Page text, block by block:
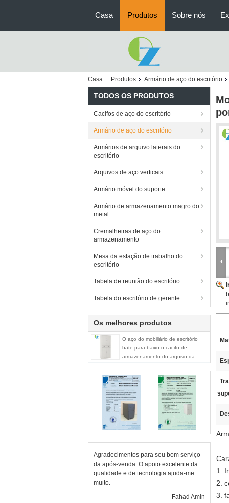
Casa Produtos Sobre nós
Casa Produtos Armário de aço do escritório
TODOS OS PRODUTOS
Cacifos de aço do escritório
Armário de aço do escritório
Armários de arquivo laterais do
escritório
Arquivos de aço verticais
Armário móvel do suporte
Armário de armazenamento magro do
metal
Cremalheiras de aço do
armazenamento
Mesa da estação de trabalho do
escritório
Tabela de reunião do escritório
Tabela do escritório de gerente
Os melhores produtos
O aço do mobiliário de escritório
bate para baixo o cacifo de
armazenamento do arquivo da
gaveta da estrutura 2
Agradecimentos para seu bom serviço
da após-venda. O apoio excelente da
qualidade e de tecnologia ajuda-me
muito.
—— Fahad Amin
1.
2.
3.